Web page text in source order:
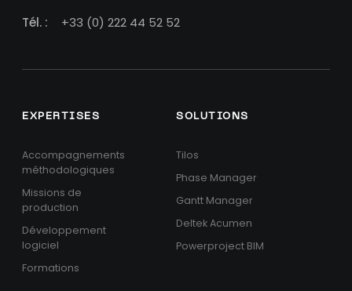
Tél. :
+33 (0) 222 44 52 52
EXPERTISES
Accompagnements
méthodologiques
Missions de
production
Développement
logiciel
Formations
SOLUTIONS
Tilos
Phase Manager
Gantt Manager
Deltek Acumen
Powerproject BIM